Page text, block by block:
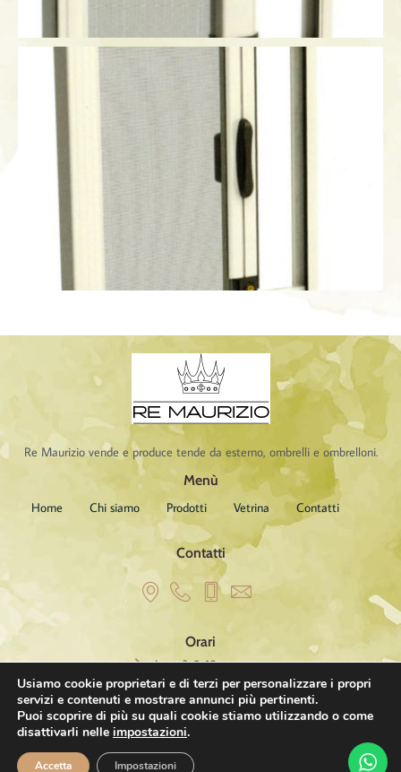
Re Maurizio vende e produce tende da esterno, ombrelli e ombrelloni.
Menù
Home
Chi siamo Prodotti Vetrina Contatti
Contatti
Orari
Lunedì: 9-18
Martedì: 9-18
Mercoledì: 9-18
Giovedì: 9-18
Venerdì: 9-18
Sabato: aperto su appuntamento
Usiamo cookie proprietari e di terzi per personalizzare i propri
servizi e contenuti e mostrare annunci più pertinenti.
Puoi scoprire di più su quali cookie stiamo utilizzando o come
disattivarli nelle impostazioni.
Accetta Impostazioni